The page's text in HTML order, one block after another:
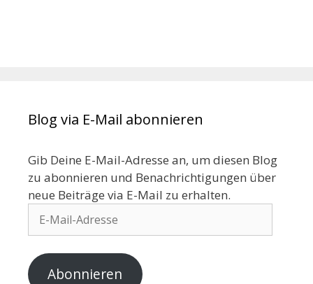
Blog via E-Mail abonnieren
Gib Deine E-Mail-Adresse an, um diesen Blog
zu abonnieren und Benachrichtigungen über
neue Beiträge via E-Mail zu erhalten.
Abonnieren